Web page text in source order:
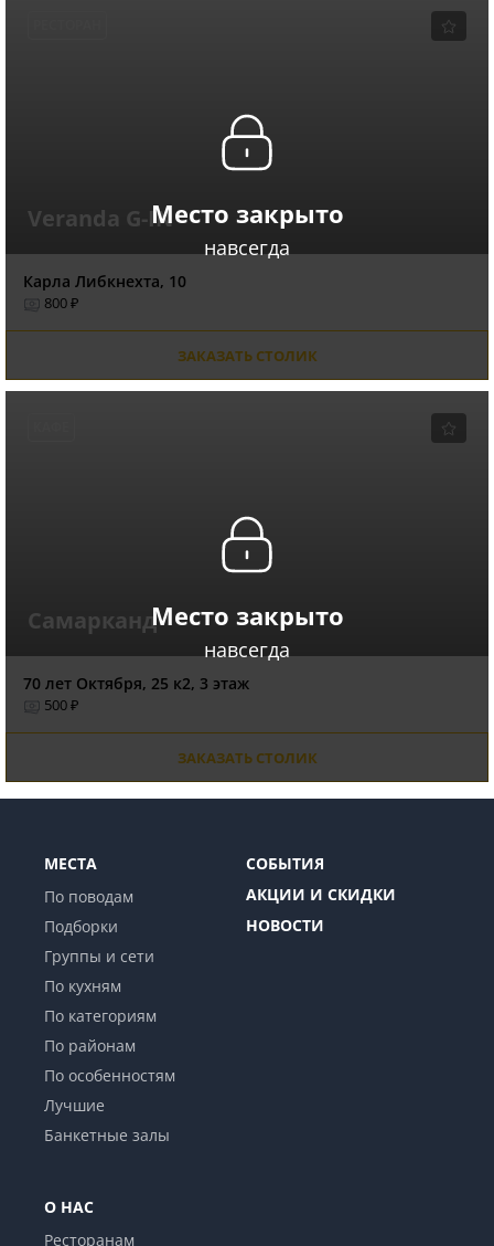
Место закрыто
навсегда
Veranda G-IN
Карла Либкнехта, 10
800 ₽
ЗАКАЗАТЬ СТОЛИК
Место закрыто
навсегда
Самарканд
70 лет Октября, 25 к2, 3 этаж
500 ₽
ЗАКАЗАТЬ СТОЛИК
МЕСТА
По поводам
Подборки
Группы и сети
По кухням
По категориям
По районам
По особенностям
Лучшие
Банкетные залы
СОБЫТИЯ
АКЦИИ И СКИДКИ
НОВОСТИ
О НАС
Ресторанам